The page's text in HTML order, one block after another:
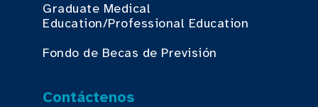
Graduate Medical
Education/Professional Education
Fondo de Becas de Previsión
Contáctenos